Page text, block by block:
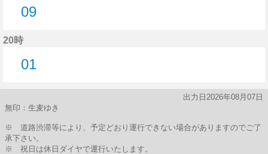
09
20時
01
出力日2026年08月07日
無印：生麦ゆき
※ 道路渋滞等により、予定どおり運行できない場合がありますのでご了
承下さい。
※ 祝日は休日ダイヤで運行いたします。